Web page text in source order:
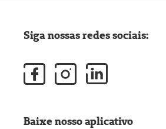
Siga nossas redes sociais:
Baixe nosso aplicativo